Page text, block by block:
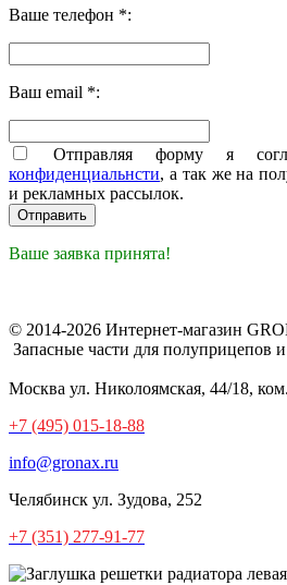
Ваше телефон *:
Ваш email *:
Отправляя форму я
конфиденциальнсти, а так же на
и рекламных рассылок.
Ваше заявка принята!
© 2014-2026 Интернет-магазин
Запасные части для полуприцепов и
Москва ул. Николоямская, 44/18,
+7 (495) 015-18-88
info@gronax.ru
Челябинск ул. Зудова, 252
+7 (351) 277-91-77